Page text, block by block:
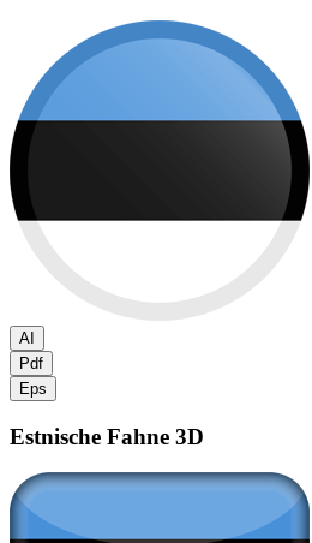
AI
Pdf
Eps
Estnische Fahne 3D